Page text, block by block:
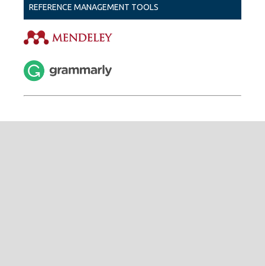
REFERENCE MANAGEMENT TOOLS